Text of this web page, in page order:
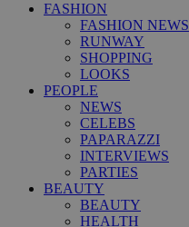
FASHION
FASHION NEWS
RUNWAY
SHOPPING
LOOKS
PEOPLE
NEWS
CELEBS
PAPARAZZI
INTERVIEWS
PARTIES
BEAUTY
BEAUTY
HEALTH